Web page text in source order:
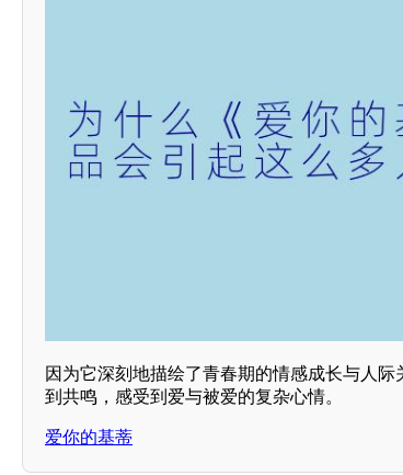
因为它深刻地描绘了青春期的情感成长与人
到共鸣，感受到爱与被爱的复杂心情。
爱你的基蒂